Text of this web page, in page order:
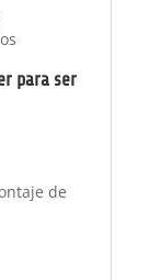
para ser
de